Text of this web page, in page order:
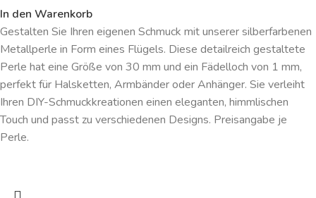
In den Warenkorb
Gestalten Sie Ihren eigenen Schmuck mit unserer silberfarbenen
Metallperle in Form eines Flügels. Diese detailreich gestaltete
Perle hat eine Größe von 30 mm und ein Fädelloch von 1 mm,
perfekt für Halsketten, Armbänder oder Anhänger. Sie verleiht
Ihren DIY-Schmuckkreationen einen eleganten, himmlischen
Touch und passt zu verschiedenen Designs. Preisangabe je
Perle.